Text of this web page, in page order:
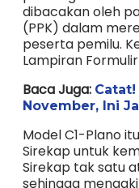
dibacakan oleh
(PPK) dalam
peserta pemilu.
Lampiran Formulir
Baca Juga:
November, Ini
Model C1-Plano
Sirekap untuk
Sirekap tak satu
sehingga